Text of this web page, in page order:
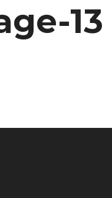
13